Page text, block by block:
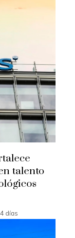
talento
días